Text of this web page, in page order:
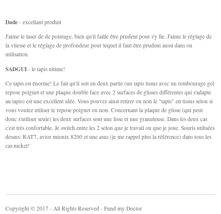
Dade - excellant produit
J'aime le laser de de pointage, bien qu'il faille être prudent pour s'y fie. J'aime le réglage de
la vitesse et le réglage de profondeur pour lequel il faut être prudent aussi dans on
utilisation.
SADGUI - le tapis ultime!
Ce tapis est énorme! Le fait qu'il soit en deux partie (un tapis tissus avec un rembourage gel
repose poignet et une plaque double face avec 2 surfaces de glisses diffèrentes qui s'adapte
au tapis) est une excellent idée. Vous pouvez ainsi retirer ou non le "tapis" en tissus selon si
vous voulez utiliser le repose poignet ou non. Concernant la plaque de glisse (qui peut
donc s'utiliser seule) les deux surfaces sont une lisse et une granuleuse. Dans les deux cas
c'est très confortable. Je switch entre les 2 selon que je travail ou que je joue. Souris utilisées
dessus: RAT7, avior mionix 8200 et une asus (je me rappel plus la référence) dans tous les
cas nickel!
Copyright © 2017 - All Rights Reserved - Fund my Doctor